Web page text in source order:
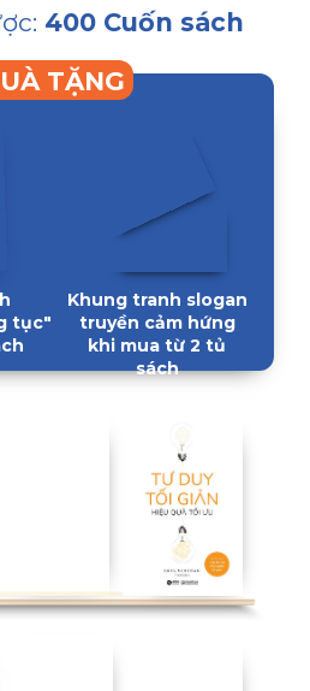
400 Cuốn sách
Khung tranh slogan
truyền cảm hứng
khi mua từ 2 tủ
sách
tục"
TẶNG